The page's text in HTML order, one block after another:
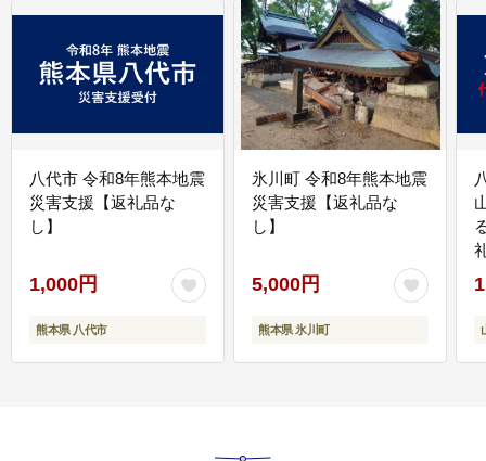
八代市 令和8年熊本地震
災害支援【返礼品な
し】
1,000円
熊本県 八代市
氷川町 令和8年熊本地震
災害支援【返礼品な
し】
5,000円
熊本県 氷川町